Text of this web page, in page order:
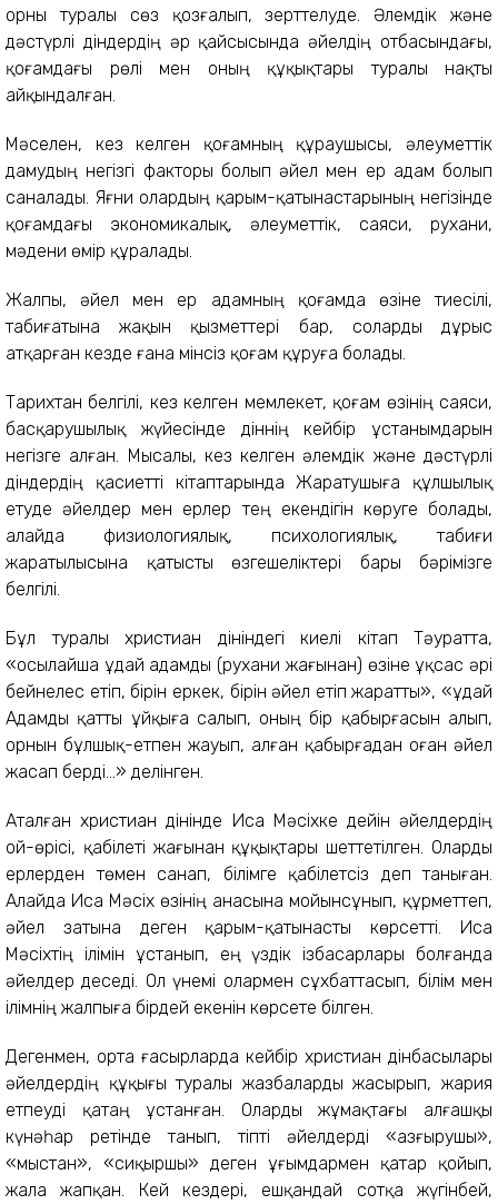
орны туралы сөз қозғалып, зерттелуде. Әлемдік және
дәстүрлі діндердің әр қайсысында әйелдің отбасындағы,
қоғамдағы рөлі мен оның құқықтары туралы нақты
айқындалған.
Мәселен, кез келген қоғамның құраушысы, әлеуметтік
дамудың негізгі факторы болып әйел мен ер адам болып
саналады. Яғни олардың қарым-қатынастарының негізінде
қоғамдағы экономикалық, әлеуметтік, саяси, рухани,
мәдени өмір құралады.
Жалпы, әйел мен ер адамның қоғамда өзіне тиесілі,
табиғатына жақын қызметтері бар, соларды дұрыс
атқарған кезде ғана мінсіз қоғам құруға болады.
Тарихтан белгілі, кез келген мемлекет, қоғам өзінің саяси,
басқарушылық жүйесінде діннің кейбір ұстанымдарын
негізге алған. Мысалы, кез келген әлемдік және дәстүрлі
діндердің қасиетті кітаптарында Жаратушыға құлшылық
етуде әйелдер мен ерлер тең екендігін көруге болады,
алайда физиологиялық, психологиялық, табиғи
жаратылысына қатысты өзгешеліктері бары бәрімізге
белгілі.
Бұл туралы христиан дініндегі киелі кітап Тәуратта,
«осылайша Құдай адамды (рухани жағынан) өзіне ұқсас әрі
бейнелес етіп, бірін еркек, бірін әйел етіп жаратты», «Құдай
Адамды қатты ұйқыға салып, оның бір қабырғасын алып,
орнын бұлшық-етпен жауып, алған қабырғадан оған әйел
жасап берді...» делінген.
Аталған христиан дінінде Иса Мәсіхке дейін әйелдердің
ой-өрісі, қабілеті жағынан құқықтары шеттетілген. Оларды
ерлерден төмен санап, білімге қабілетсіз деп таныған.
Алайда Иса Мәсіх өзінің анасына мойынсұнып, құрметтеп,
әйел затына деген қарым-қатынасты көрсетті. Иса
Мәсіхтің ілімін ұстанып, ең үздік ізбасарлары болғанда
әйелдер деседі. Ол үнемі олармен сұхбаттасып, білім мен
ілімнің жалпыға бірдей екенін көрсете білген.
Дегенмен, орта ғасырларда кейбір христиан дінбасылары
әйелдердің құқығы туралы жазбаларды жасырып, жария
етпеуді қатаң ұстанған. Оларды жұмақтағы алғашқы
күнәһар ретінде танып, тіпті әйелдерді «азғырушы»,
«мыстан», «сиқыршы» деген ұғымдармен қатар қойып,
жала жапқан. Кей кездері, ешқандай сотқа жүгінбей,